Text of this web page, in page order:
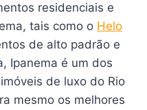
residenciais e
tais como o Helo
de alto padrão e
Ipanema é um dos
de luxo do Rio
mesmo os melhores